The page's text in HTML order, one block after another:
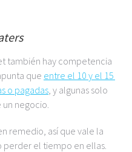
también hay competencia
que entre el 10 y el 15
o pagadas, y algunas solo
negocio.
remedio, así que vale la
perder el tiempo en ellas.